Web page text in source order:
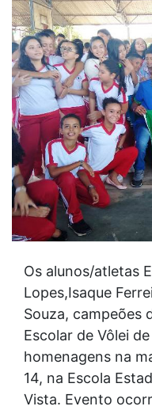
Os alunos/atletas
Lopes,Isaque
Souza, campeões
Escolar de Vôlei
homenagens na
14, na Escola
Vista. Evento